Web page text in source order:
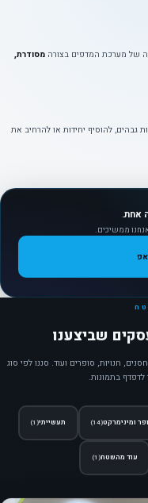
של מערכת המדפים בצורה מסודרת,
גבהים, להוסיף יחידות או להרחיב את
ממשיכים.
שביצענו
חנויות, סופרים ועוד. סננו לפי סוג
בתמונות.
ומינימרקט(14) תעשייתי(1)
עוד מהשטח(1)